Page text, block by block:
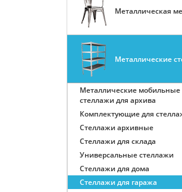
Металлическая
Металлические
Металлические мобильные
стеллажи для архива
Комплектующие для
Стеллажи архивные
Стеллажи для склада
Универсальные стеллажи
Стеллажи для дома
Стеллажи для гаража